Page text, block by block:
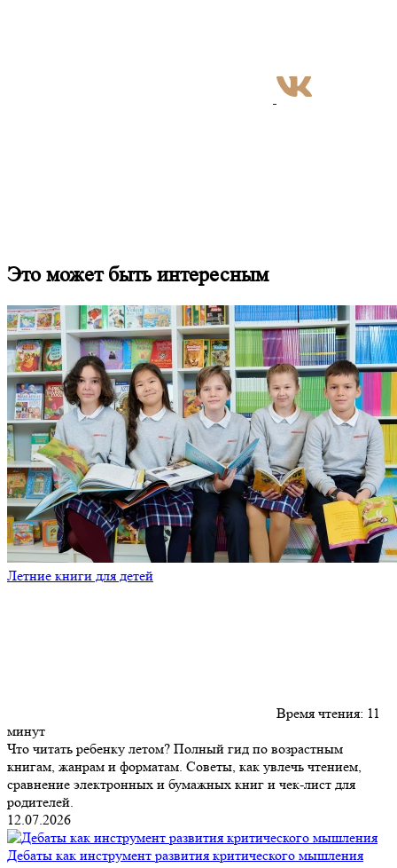
Это может быть интересным
Летние книги для детей
Время чтения: 11
минут
Что читать ребенку летом? Полный гид по возрастным
книгам, жанрам и форматам. Советы, как увлечь чтением,
сравнение электронных и бумажных книг и чек-лист для
родителей.
12.07.2026
Дебаты как инструмент развития критического мышления